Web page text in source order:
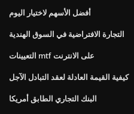
أفضل الأسهم لاختيار اليوم
التجارة الافتراضية في السوق الهندية
التعيينات mtf على الانترنت
كيفية القيمة العادلة لعقد التبادل الآجل
البنك التجاري الطابق أمريكا